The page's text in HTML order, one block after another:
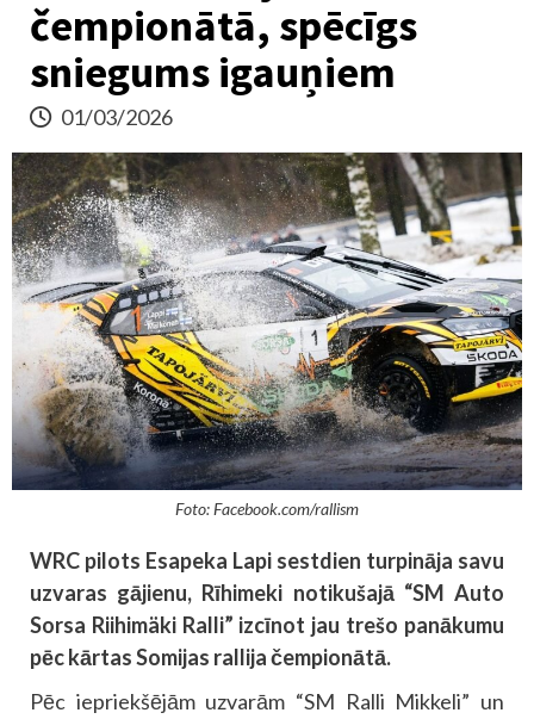
čempionātā, spēcīgs
sniegums igauņiem
01/03/2026
Foto: Facebook.com/rallism
WRC pilots Esapeka Lapi sestdien turpināja savu
uzvaras gājienu, Rīhimeki notikušajā “SM Auto
Sorsa Riihimäki Ralli” izcīnot jau trešo panākumu
pēc kārtas Somijas rallija čempionātā.
Pēc iepriekšējām uzvarām “SM Ralli Mikkeli” un